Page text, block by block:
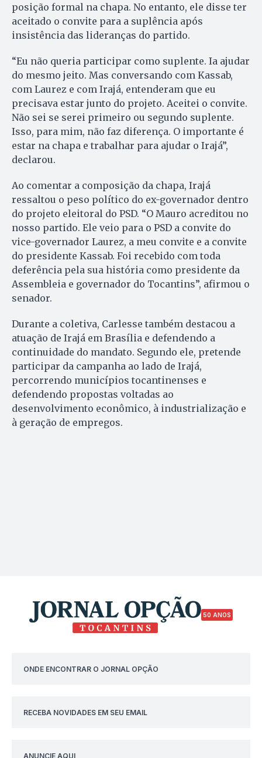
posição formal na chapa. No entanto, ele disse ter
aceitado o convite para a suplência após
insistência das lideranças do partido.
“Eu não queria participar como suplente. Ia ajudar
do mesmo jeito. Mas conversando com Kassab,
com Laurez e com Irajá, entenderam que eu
precisava estar junto do projeto. Aceitei o convite.
Não sei se serei primeiro ou segundo suplente.
Isso, para mim, não faz diferença. O importante é
estar na chapa e trabalhar para ajudar o Irajá”,
declarou.
Ao comentar a composição da chapa, Irajá
ressaltou o peso político do ex-governador dentro
do projeto eleitoral do PSD. “O Mauro acreditou no
nosso partido. Ele veio para o PSD a convite do
vice-governador Laurez, a meu convite e a convite
do presidente Kassab. Foi recebido com toda
deferência pela sua história como presidente da
Assembleia e governador do Tocantins”, afirmou o
senador.
Durante a coletiva, Carlesse também destacou a
atuação de Irajá em Brasília e defendendo a
continuidade do mandato. Segundo ele, pretende
participar da campanha ao lado de Irajá,
percorrendo municípios tocantinenses e
defendendo propostas voltadas ao
desenvolvimento econômico, à industrialização e
à geração de empregos.
50 ANOS
ONDE ENCONTRAR O JORNAL OPÇÃO
RECEBA NOVIDADES EM SEU EMAIL
ANUNCIE AQUI